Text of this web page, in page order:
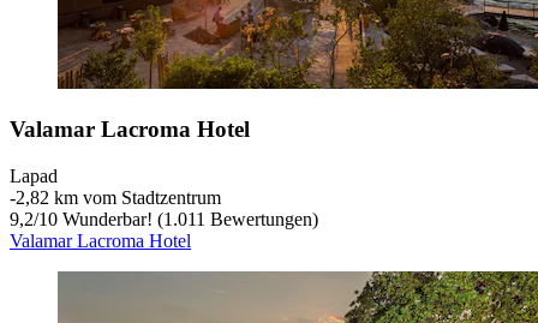
Valamar Lacroma Hotel
Lapad
‐2,82 km vom Stadtzentrum
9,2/10 Wunderbar! (1.011 Bewertungen)
Valamar Lacroma Hotel